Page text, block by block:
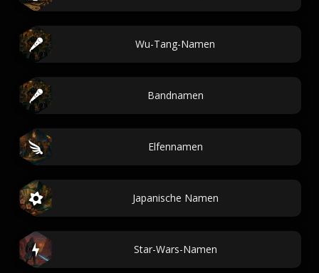
Wu-Tang-Namen
Bandnamen
Elfennamen
Japanische Namen
Star-Wars-Namen